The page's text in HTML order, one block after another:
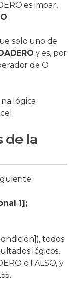
es impar,
.
solo uno de
y es, por
de O
lógica
de la
1];
todos
lógicos,
o FALSO, y